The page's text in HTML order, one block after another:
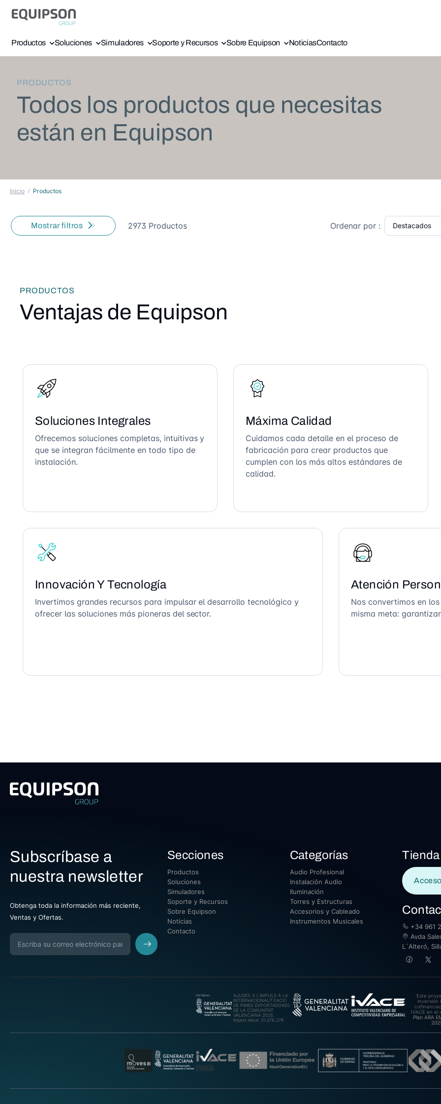
Productos Soluciones Simuladores Soporte y Recursos Sobre Equipson NoticiasContacto
PRODUCTOS
Todos los productos que necesitas
están en Equipson
Inicio Productos
Mostrar filtros 2973 Productos Ordenar por :
PRODUCTOS
Ventajas de Equipson
Soluciones Integrales
Ofrecemos soluciones completas, intuitivas y
que se integran fácilmente en todo tipo de
instalación.
Máxima Calidad
Cuidamos cada detalle en el proceso de
fabricación para crear productos que
cumplen con los más altos estándares de
calidad.
Innovación Y Tecnología
Invertimos grandes recursos para impulsar el desarrollo tecnológico y
ofrecer las soluciones más pioneras del sector.
Atención
Nos convertimos en
misma meta:
Subscríbase a
nuestra newsletter
Obtenga toda la información más reciente,
Ventas y Ofertas.
Secciones
Productos
Soluciones
Simuladores
Soporte y Recursos
Sobre Equipson
Noticias
Contacto
Categorías
Audio Profesional
Instalación Audio
Iluminación
Torres y Estructuras
Accesorios y Cableado
Instrumentos Musicales
Tienda
+34 961
Avda
L´Alteró,
AJUDES A L’IMPULS A LA
INTERNACIONALITZACIÓ
DE PIMES EXPORTADORES
DE LA COMUNITAT
VALENCIANA 2025.
Import rebut: 31.278,27€
Este
inversión
IVACE en el
Plan ARA